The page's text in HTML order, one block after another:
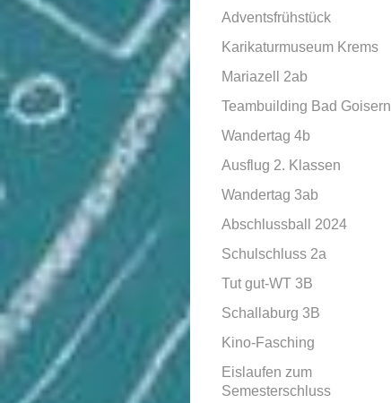
Adventsfrühstück
Karikaturmuseum Krems
Mariazell 2ab
Teambuilding Bad Goisern
Wandertag 4b
Ausflug 2. Klassen
Wandertag 3ab
Abschlussball 2024
Schulschluss 2a
Tut gut-WT 3B
Schallaburg 3B
Kino-Fasching
Eislaufen zum
Semesterschluss